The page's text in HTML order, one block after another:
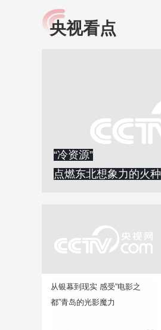
小央视频
央视看点
“冷资源”
点燃东北想象力的火种
从银幕到现实 感受“电影之
都”青岛的光影魔力